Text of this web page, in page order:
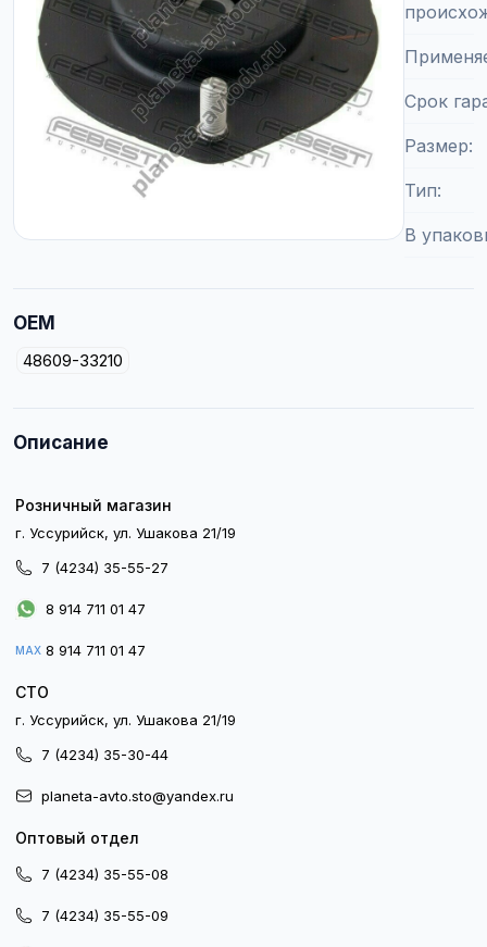
Срок
Размер
Тип
В
OEM
48609-33210
Описание
Розничный магазин
г. Уссурийск, ул. Ушакова 21/19
7 (4234) 35-55-27
8 914 711 01 47
MAX 8 914 711 01 47
СТО
г. Уссурийск, ул. Ушакова 21/19
7 (4234) 35-30-44
planeta-avto.sto@yandex.ru
Оптовый отдел
7 (4234) 35-55-08
7 (4234) 35-55-09